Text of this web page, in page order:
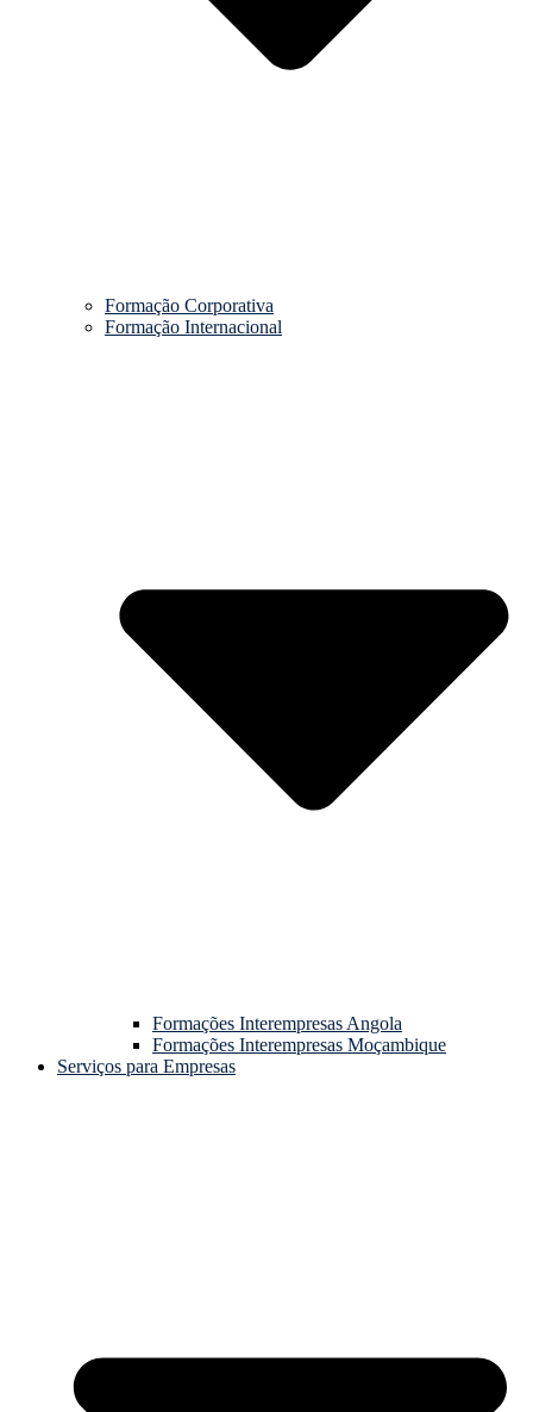
Formação Corporativa
Formação Internacional
Formações Interempresas Angola
Formações Interempresas Moçambique
Serviços para Empresas